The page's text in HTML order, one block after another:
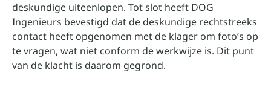
deskundige uiteenlopen. Tot slot heeft DOG
Ingenieurs bevestigd dat de deskundige rechtstreeks
contact heeft opgenomen met de klager om foto’s op
te vragen, wat niet conform de werkwijze is. Dit punt
van de klacht is daarom gegrond.